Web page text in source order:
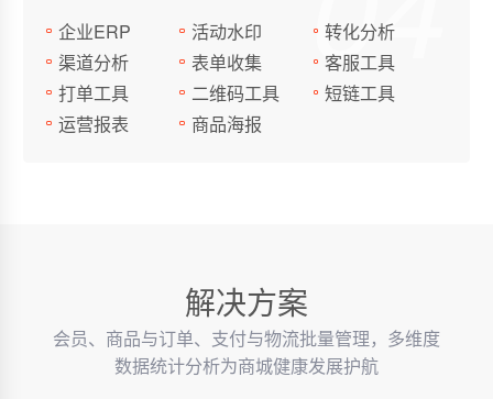
企业ERP
活动水印
转化分析
渠道分析
表单收集
客服工具
打单工具
二维码工具
短链工具
运营报表
商品海报
解决方案
会员、商品与订单、支付与物流批量管理，多维度
数据统计分析为商城健康发展护航